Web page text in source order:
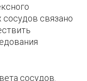
сосудов связано
сосудов.